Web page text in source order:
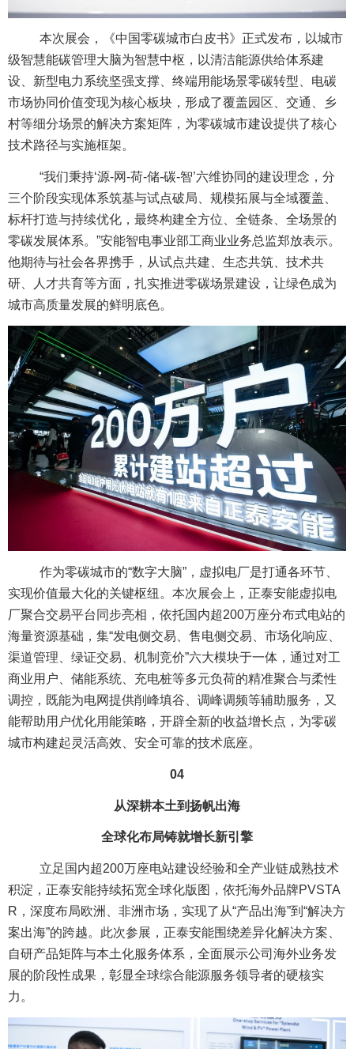
本次展会，《中国零碳城市白皮书》正式发布，以城市
级智慧能碳管理大脑为智慧中枢，以清洁能源供给体系建
设、新型电力系统坚强支撑、终端用能场景零碳转型、电碳
市场协同价值变现为核心板块，形成了覆盖园区、交通、乡
村等细分场景的解决方案矩阵，为零碳城市建设提供了核心
技术路径与实施框架。
“我们秉持‘源-网-荷-储-碳-智’六维协同的建设理念，分
三个阶段实现体系筑基与试点破局、规模拓展与全域覆盖、
标杆打造与持续优化，最终构建全方位、全链条、全场景的
零碳发展体系。”安能智电事业部工商业业务总监郑放表示。
他期待与社会各界携手，从试点共建、生态共筑、技术共
研、人才共育等方面，扎实推进零碳场景建设，让绿色成为
城市高质量发展的鲜明底色。
作为零碳城市的“数字大脑”，虚拟电厂是打通各环节、
实现价值最大化的关键枢纽。本次展会上，正泰安能虚拟电
厂聚合交易平台同步亮相，依托国内超200万座分布式电站的
海量资源基础，集“发电侧交易、售电侧交易、市场化响应、
渠道管理、绿证交易、机制竞价”六大模块于一体，通过对工
商业用户、储能系统、充电桩等多元负荷的精准聚合与柔性
调控，既能为电网提供削峰填谷、调峰调频等辅助服务，又
能帮助用户优化用能策略，开辟全新的收益增长点，为零碳
城市构建起灵活高效、安全可靠的技术底座。
04
从深耕本土到扬帆出海
全球化布局铸就增长新引擎
立足国内超200万座电站建设经验和全产业链成熟技术
积淀，正泰安能持续拓宽全球化版图，依托海外品牌PVSTA
R，深度布局欧洲、非洲市场，实现了从“产品出海”到“解决方
案出海”的跨越。此次参展，正泰安能围绕差异化解决方案、
自研产品矩阵与本土化服务体系，全面展示公司海外业务发
展的阶段性成果，彰显全球综合能源服务领导者的硬核实
力。